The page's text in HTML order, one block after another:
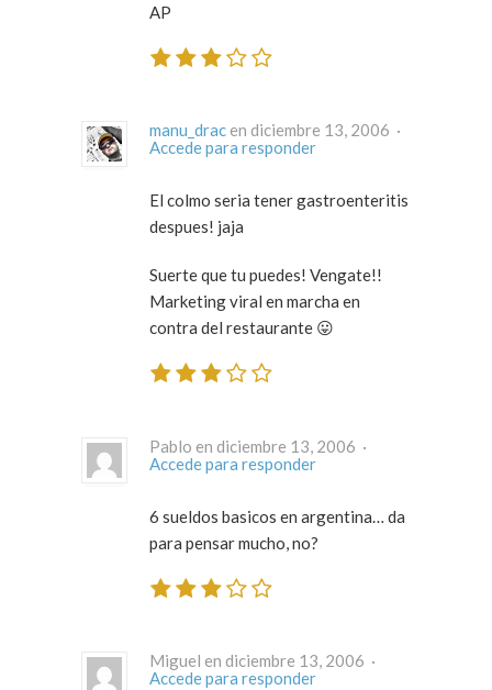
AP
manu_drac
en diciembre 13, 2006 ·
Accede para responder
El colmo seria tener gastroenteritis
despues! jaja
Suerte que tu puedes! Vengate!!
Marketing viral en marcha en
contra del restaurante 😛
Pablo en diciembre 13, 2006 ·
Accede para responder
6 sueldos basicos en argentina… da
para pensar mucho, no?
Miguel en diciembre 13, 2006 ·
Accede para responder